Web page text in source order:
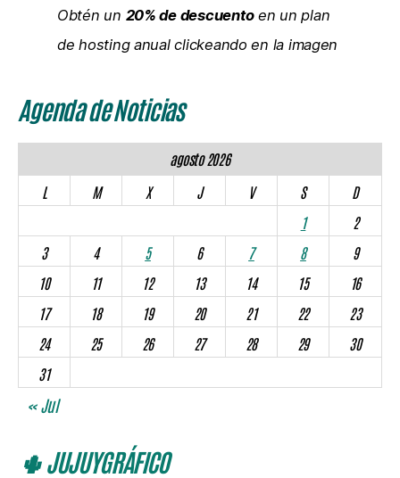
Obtén un 20% de descuentoen un plan
de hosting anual clickeando en la imagen
Agenda de Noticias
agosto 2026
L
M X J V S
D
1
2
3
4 5 6 7 8
9
10
11 12 13 14 15
16
17
18 19 20 21 22
23
24
25 26 27 28 29
30
31
« Jul
🌵 JUJUYGRÁFICO